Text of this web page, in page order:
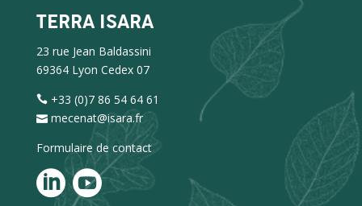
TERRA ISARA
23 rue Jean Baldassini
69364 Lyon Cedex 07
+33 (0)7 86 54 64 61
mecenat@isara.fr
Formulaire de contact